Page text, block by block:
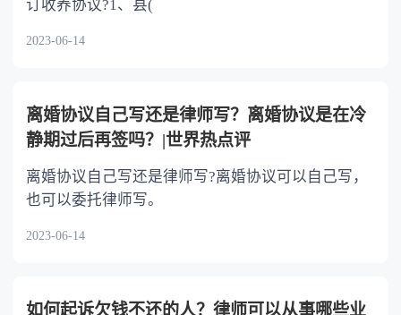
订收养协议?1、县(
2023-06-14
离婚协议自己写还是律师写？离婚协议是在冷
静期过后再签吗？|世界热点评
离婚协议自己写还是律师写?离婚协议可以自己写，
也可以委托律师写。
2023-06-14
如何起诉欠钱不还的人？律师可以从事哪些业